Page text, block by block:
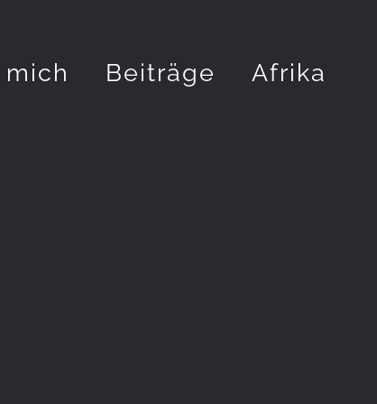
mich Beiträge Afrika